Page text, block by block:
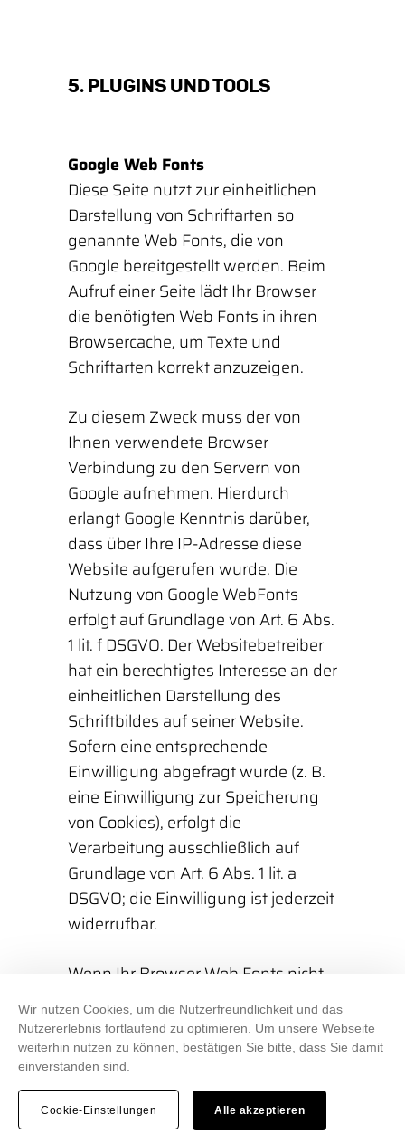
5. PLUGINS UND TOOLS
Google Web Fonts
Diese Seite nutzt zur einheitlichen
Darstellung von Schriftarten so
genannte Web Fonts, die von
Google bereitgestellt werden. Beim
Aufruf einer Seite lädt Ihr Browser
die benötigten Web Fonts in ihren
Browsercache, um Texte und
Schriftarten korrekt anzuzeigen.
Zu diesem Zweck muss der von
Ihnen verwendete Browser
Verbindung zu den Servern von
Google aufnehmen. Hierdurch
erlangt Google Kenntnis darüber,
dass über Ihre IP-Adresse diese
Website aufgerufen wurde. Die
Nutzung von Google WebFonts
erfolgt auf Grundlage von Art. 6 Abs.
1 lit. f DSGVO. Der Websitebetreiber
hat ein berechtigtes Interesse an der
einheitlichen Darstellung des
Schriftbildes auf seiner Website.
Sofern eine entsprechende
Einwilligung abgefragt wurde (z. B.
eine Einwilligung zur Speicherung
von Cookies), erfolgt die
Verarbeitung ausschließlich auf
Grundlage von Art. 6 Abs. 1 lit. a
DSGVO; die Einwilligung ist jederzeit
widerrufbar.
Wenn Ihr Browser Web Fonts nicht
unterstützt, wird eine
Standardschrift von Ihrem Computer
genutzt.
Weitere Informationen zu Google
Web Fonts finden Sie unter
Wir nutzen Cookies, um die Nutzerfreundlichkeit und das
Nutzererlebnis fortlaufend zu optimieren. Um unsere Webseite
weiterhin nutzen zu können, bestätigen Sie bitte, dass Sie damit
einverstanden sind.
Cookie-Einstellungen Alle akzeptieren